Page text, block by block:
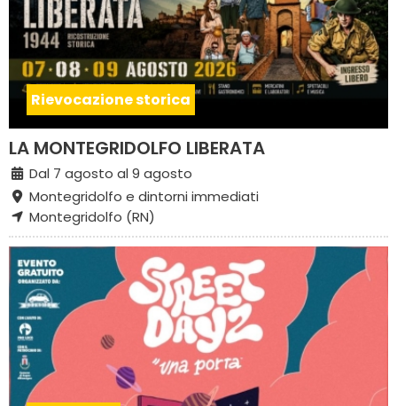
Rievocazione storica
LA MONTEGRIDOLFO LIBERATA
Dal 7 agosto al 9 agosto
Montegridolfo e dintorni immediati
Montegridolfo (RN)